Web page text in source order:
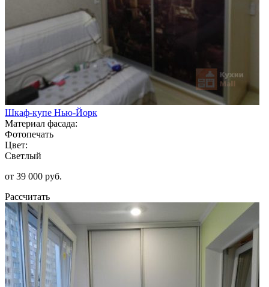
Шкаф-купе Нью-Йорк
Материал фасада:
Фотопечать
Цвет:
Светлый
от 39 000 руб.
Рассчитать